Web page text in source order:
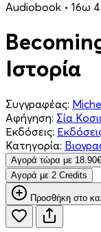
Audiobook • 16ω
Ιστορία
Συγγραφέας:
Αφήγηση: Σία
Εκδόσεις:
Κατηγορία:
Aγορά τώρα με 18.90€
Aγορά με 2 Credits
Προσθήκη στο